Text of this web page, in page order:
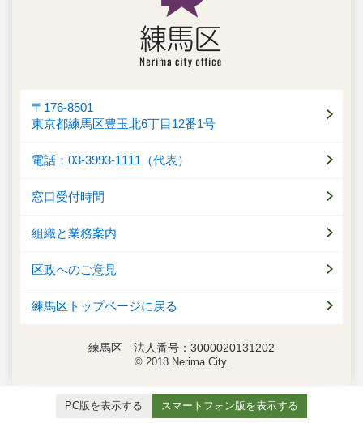
〒176-8501
東京都練馬区豊玉北6丁目12番1号
電話：03-3993-1111（代表）
窓口受付時間
組織と業務案内
区政へのご意見
練馬区トップページに戻る
練馬区 法人番号：3000020131202
© 2018 Nerima City.
PC版を表示する スマートフォン版を表示する